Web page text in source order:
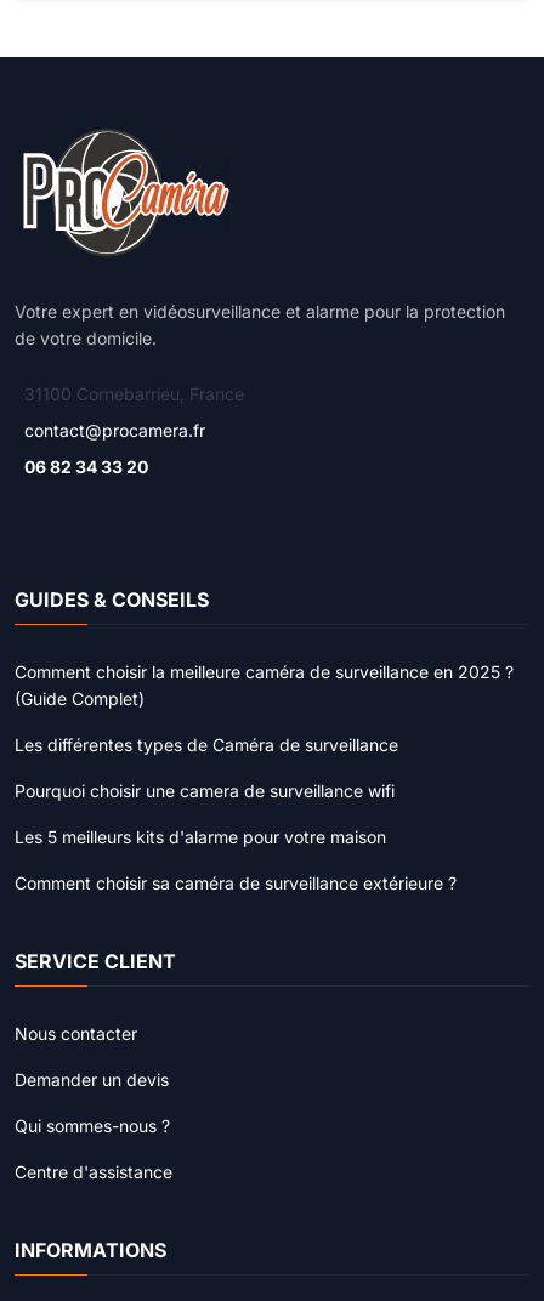
Votre expert en vidéosurveillance et alarme pour la protection
de votre domicile.
31100 Cornebarrieu, France
contact@procamera.fr
06 82 34 33 20
GUIDES & CONSEILS
Comment choisir la meilleure caméra de surveillance en 2025 ?
(Guide Complet)
Les différentes types de Caméra de surveillance
Pourquoi choisir une camera de surveillance wifi
Les 5 meilleurs kits d'alarme pour votre maison
Comment choisir sa caméra de surveillance extérieure ?
SERVICE CLIENT
Nous contacter
Demander un devis
Qui sommes-nous ?
Centre d'assistance
INFORMATIONS